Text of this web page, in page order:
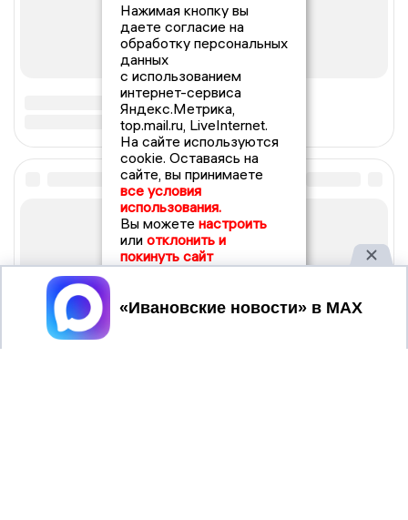
Нажимая кнопку вы
даете согласие на
обработку персональных
данных
с использованием
интернет-сервиса
Яндекс.Метрика,
top.mail.ru, LiveInternet.
На сайте используются
cookie. Оставаясь на
сайте, вы принимаете
все условия
использования.
Вы можете настроить
или отклонить и
покинуть сайт
Принять